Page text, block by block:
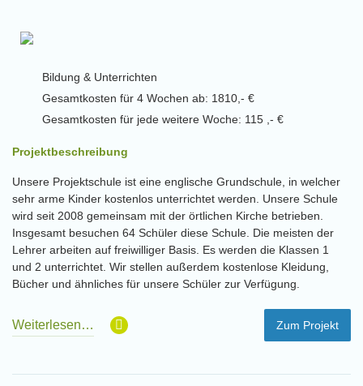
Bildung & Unterrichten
Gesamtkosten für 4 Wochen ab: 1810,- €
Gesamtkosten für jede weitere Woche: 115 ,- €
Projektbeschreibung
Unsere Projektschule ist eine englische Grundschule, in welcher
sehr arme Kinder kostenlos unterrichtet werden. Unsere Schule
wird seit 2008 gemeinsam mit der örtlichen Kirche betrieben.
Insgesamt besuchen 64 Schüler diese Schule. Die meisten der
Lehrer arbeiten auf freiwilliger Basis. Es werden die Klassen 1
und 2 unterrichtet. Wir stellen außerdem kostenlose Kleidung,
Bücher und ähnliches für unsere Schüler zur Verfügung.
Weiterlesen… Zum Projekt